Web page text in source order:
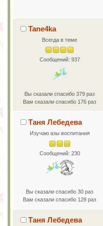
Tane4ka
Всегда в теме
Сообщений: 937
Вы сказали спасибо 379 раз
Вам сказали спасибо 176 раз
Таня Лебедева
Изучаю азы воспитания
Сообщений: 230
Вы сказали спасибо 30 раз
Вам сказали спасибо 128 раз
Таня Лебедева